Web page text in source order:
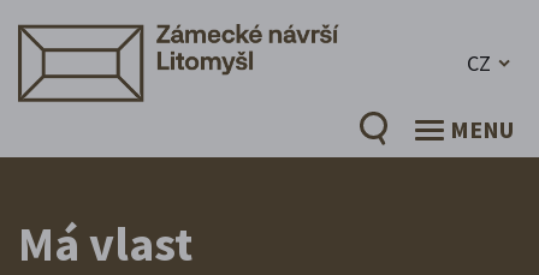
CZ
MENU
Má vlast